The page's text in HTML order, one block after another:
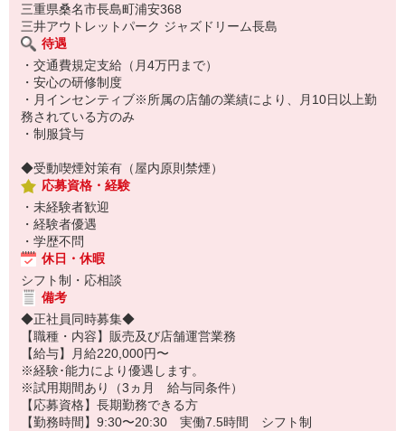
三重県桑名市長島町浦安368
三井アウトレットパーク ジャズドリーム長島
待遇
・交通費規定支給（月4万円まで）
・安心の研修制度
・月インセンティブ※所属の店舗の業績により、月10日以上勤
務されている方のみ
・制服貸与
◆受動喫煙対策有（屋内原則禁煙）
応募資格・経験
・未経験者歓迎
・経験者優遇
・学歴不問
休日・休暇
シフト制・応相談
備考
◆正社員同時募集◆
【職種・内容】販売及び店舗運営業務
【給与】月給220,000円〜
※経験･能力により優遇します。
※試用期間あり（3ヵ月 給与同条件）
【応募資格】長期勤務できる方
【勤務時間】9:30〜20:30 実働7.5時間 シフト制